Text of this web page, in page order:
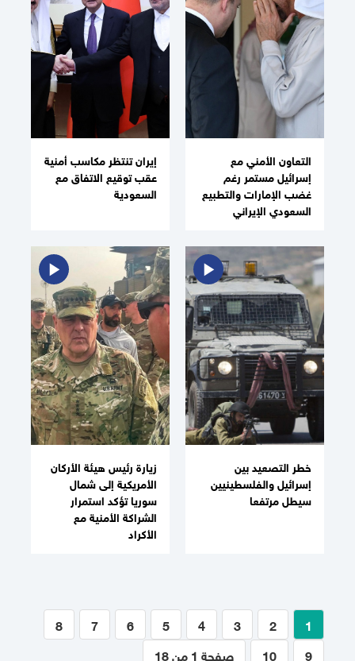
التعاون الأمني مع
إسرائيل مستمر رغم
غضب الإمارات والتطبيع
السعودي الإيراني
إيران تنتظر مكاسب أمنية
عقب توقيع الاتفاق مع
السعودية
خطر التصعيد بين
إسرائيل والفلسطينيين
سيطل مرتفعا
زيارة رئيس هيئة الأركان
الأمريكية إلى شمال
سوريا تؤكد استمرار
الشراكة الأمنية مع
الأكراد
1
2
3
4
5
6
7
8
9
10 صفحة 1 من 18